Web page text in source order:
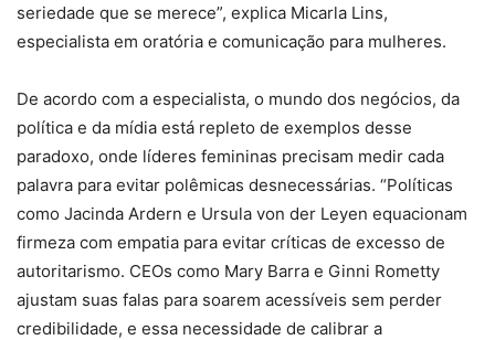
seriedade que se merece”, explica Micarla Lins,
especialista em oratória e comunicação para mulheres.
De acordo com a especialista, o mundo dos negócios, da
política e da mídia está repleto de exemplos desse
paradoxo, onde líderes femininas precisam medir cada
palavra para evitar polêmicas desnecessárias. “Políticas
como Jacinda Ardern e Ursula von der Leyen equacionam
firmeza com empatia para evitar críticas de excesso de
autoritarismo. CEOs como Mary Barra e Ginni Rometty
ajustam suas falas para soarem acessíveis sem perder
credibilidade, e essa necessidade de calibrar a